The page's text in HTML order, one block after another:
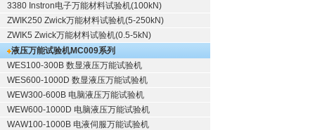
3380 Instron电子万能材料试验机(100kN)
ZWIK250 Zwick万能材料试验机(5-250kN)
ZWIK5 Zwick万能材料试验机(0.5-5kN)
液压万能试验机MC009系列
WES100-300B 数显液压万能试验机
WES600-1000D 数显液压万能试验机
WEW300-600B 电脑液压万能试验机
WEW600-1000D 电脑液压万能试验机
WAW100-1000B 电液伺服万能试验机